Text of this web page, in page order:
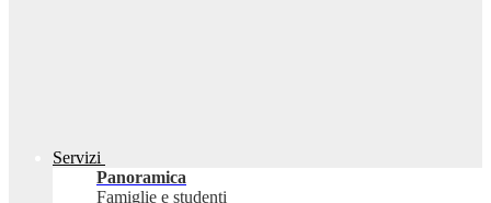
Servizi
Panoramica
Famiglie e studenti